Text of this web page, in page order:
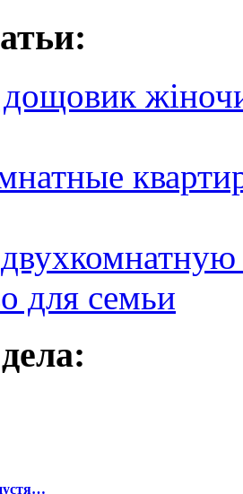
для семьи